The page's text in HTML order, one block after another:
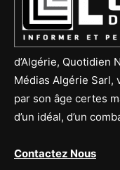
d’Algérie, Quotidien
Médias Algérie Sarl,
par son âge certes
d’un idéal, d’un
Contactez Nous